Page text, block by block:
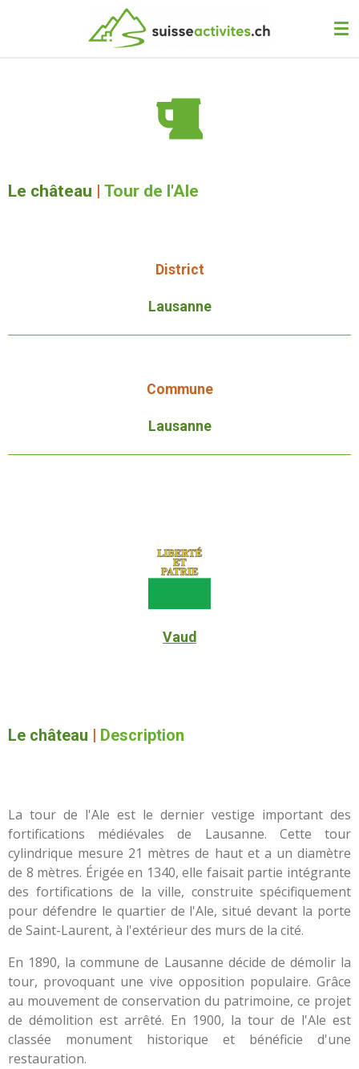
Le château | Tour de l'Ale
District
Lausanne
Commune
Lausanne
Vaud
Le château Description
La tour de l'Ale est le dernier vestige important des
fortifications médiévales de Lausanne. Cette tour
cylindrique mesure 21 mètres de haut et a un diamètre
de 8 mètres. Érigée en 1340, elle faisait partie intégrante
des fortifications de la ville, construite spécifiquement
pour défendre le quartier de l'Ale, situé devant la porte
de Saint-Laurent, à l'extérieur des murs de la cité.
En 1890, la commune de Lausanne décide de démolir la
tour, provoquant une vive opposition populaire. Grâce
au mouvement de conservation du patrimoine, ce projet
de démolition est arrêté. En 1900, la tour de l'Ale est
classée monument historique et bénéficie d'une
restauration.